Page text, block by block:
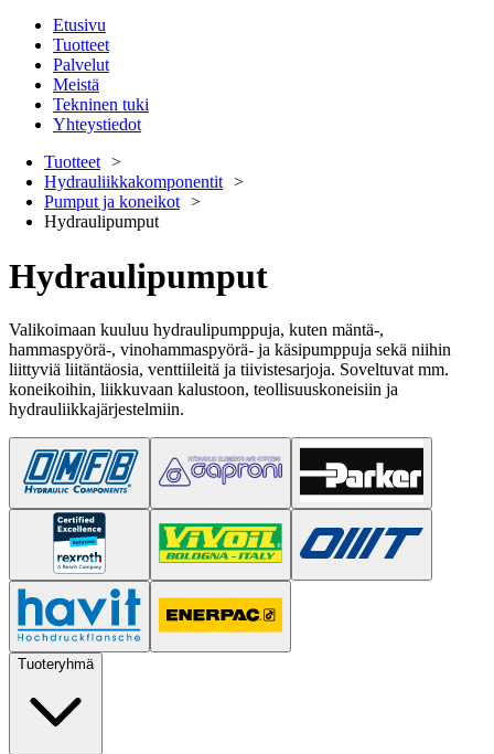
Etusivu
Tuotteet
Palvelut
Meistä
Tekninen tuki
Yhteystiedot
Tuotteet
Hydrauliikkakomponentit
Pumput ja koneikot
Hydraulipumput
Hydraulipumput
Valikoimaan kuuluu hydraulipumppuja, kuten mäntä-,
hammaspyörä-, vinohammaspyörä- ja käsipumppuja sekä niihin
liittyviä liitäntäosia, venttiileitä ja tiivistesarjoja. Soveltuvat mm.
koneikoihin, liikkuvaan kalustoon, teollisuuskoneisiin ja
hydrauliikkajärjestelmiin.
Tuoteryhmä